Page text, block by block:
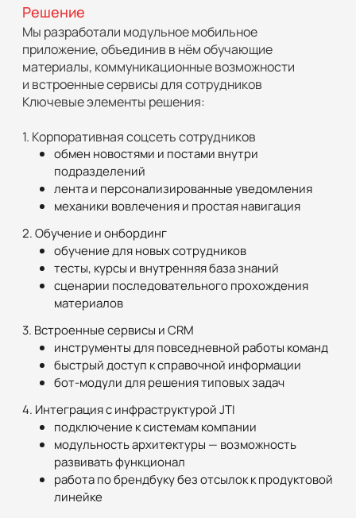
инструментов под разные команды
Отдельным вызовом были сжатые сроки, встраивание
в существующий IT-контур и необходимость
соблюдения всех требований брендбука JTI
Решение
Мы разработали модульное мобильное
приложение, объединив в нём обучающие
материалы, коммуникационные возможности
и встроенные сервисы для сотрудников
Ключевые элементы решения:
1. Корпоративная соцсеть сотрудников
обмен новостями и постами внутри
подразделений
лента и персонализированные уведомления
механики вовлечения и простая навигация
2. Обучение и онбординг
обучение для новых сотрудников
тесты, курсы и внутренняя база знаний
сценарии последовательного прохождения
материалов
3. Встроенные сервисы и CRM
инструменты для повседневной работы команд
быстрый доступ к справочной информации
бот-модули для решения типовых задач
4. Интеграция с инфраструктурой JTI
подключение к системам компании
модульность архитектуры — возможность
развивать функционал
работа по брендбуку без отсылок к продуктовой
линейке